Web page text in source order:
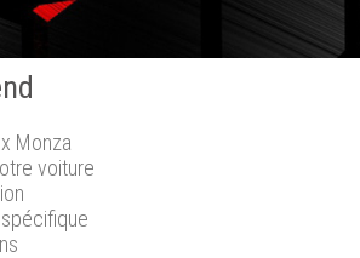
Monza
voiture